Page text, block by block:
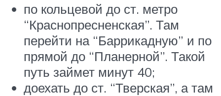
по кольцевой до ст. метро
“Краснопресненская”. Там
перейти на “Баррикадную” и по
прямой до “Планерной”. Такой
путь займет минут 40;
доехать до ст. “Тверская”, а там